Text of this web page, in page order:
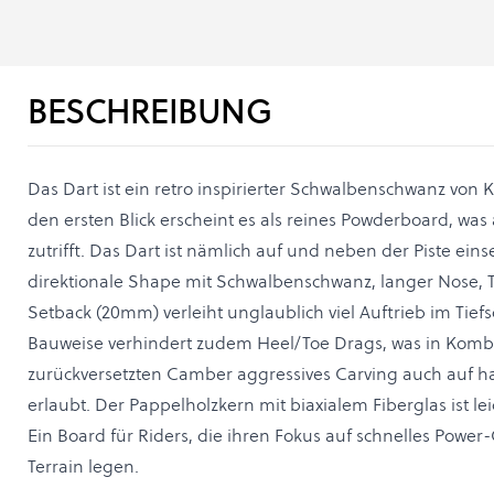
BESCHREIBUNG
Das Dart ist ein retro inspirierter Schwalbenschwanz von
den ersten Blick erscheint es als reines Powderboard,
zutrifft. Das Dart ist nämlich auf und neben der Piste
direktionale Shape mit Schwalbenschwanz, langer Nose,
Setback (20mm) verleiht unglaublich viel Auftrieb im
Bauweise verhindert zudem Heel/Toe Drags, was in
zurückversetzten Camber aggressives Carving auch auf
erlaubt. Der Pappelholzkern mit biaxialem Fiberglas ist
Ein Board für Riders, die ihren Fokus auf schnelles
Terrain legen.